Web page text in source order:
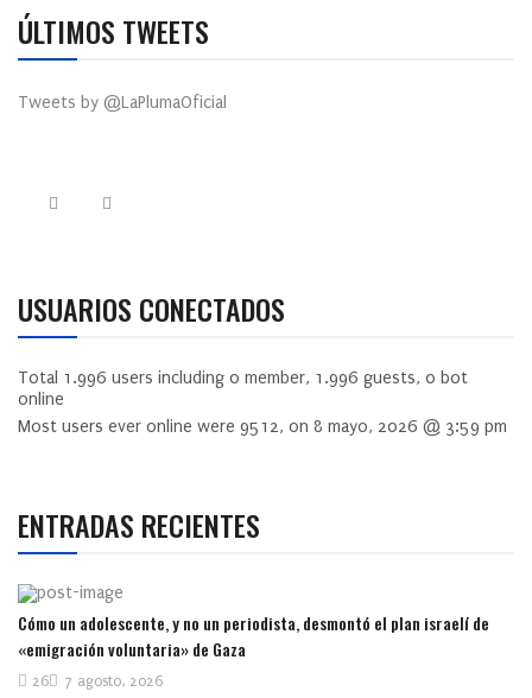
ÚLTIMOS TWEETS
Tweets by @LaPlumaOficial
USUARIOS CONECTADOS
Total 1.996 users including 0 member, 1.996 guests, 0 bot
online
Most users ever online were 9512, on 8 mayo, 2026 @ 3:59 pm
ENTRADAS RECIENTES
Cómo un adolescente, y no un periodista, desmontó el plan israelí de
«emigración voluntaria» de Gaza
7 agosto, 2026
26